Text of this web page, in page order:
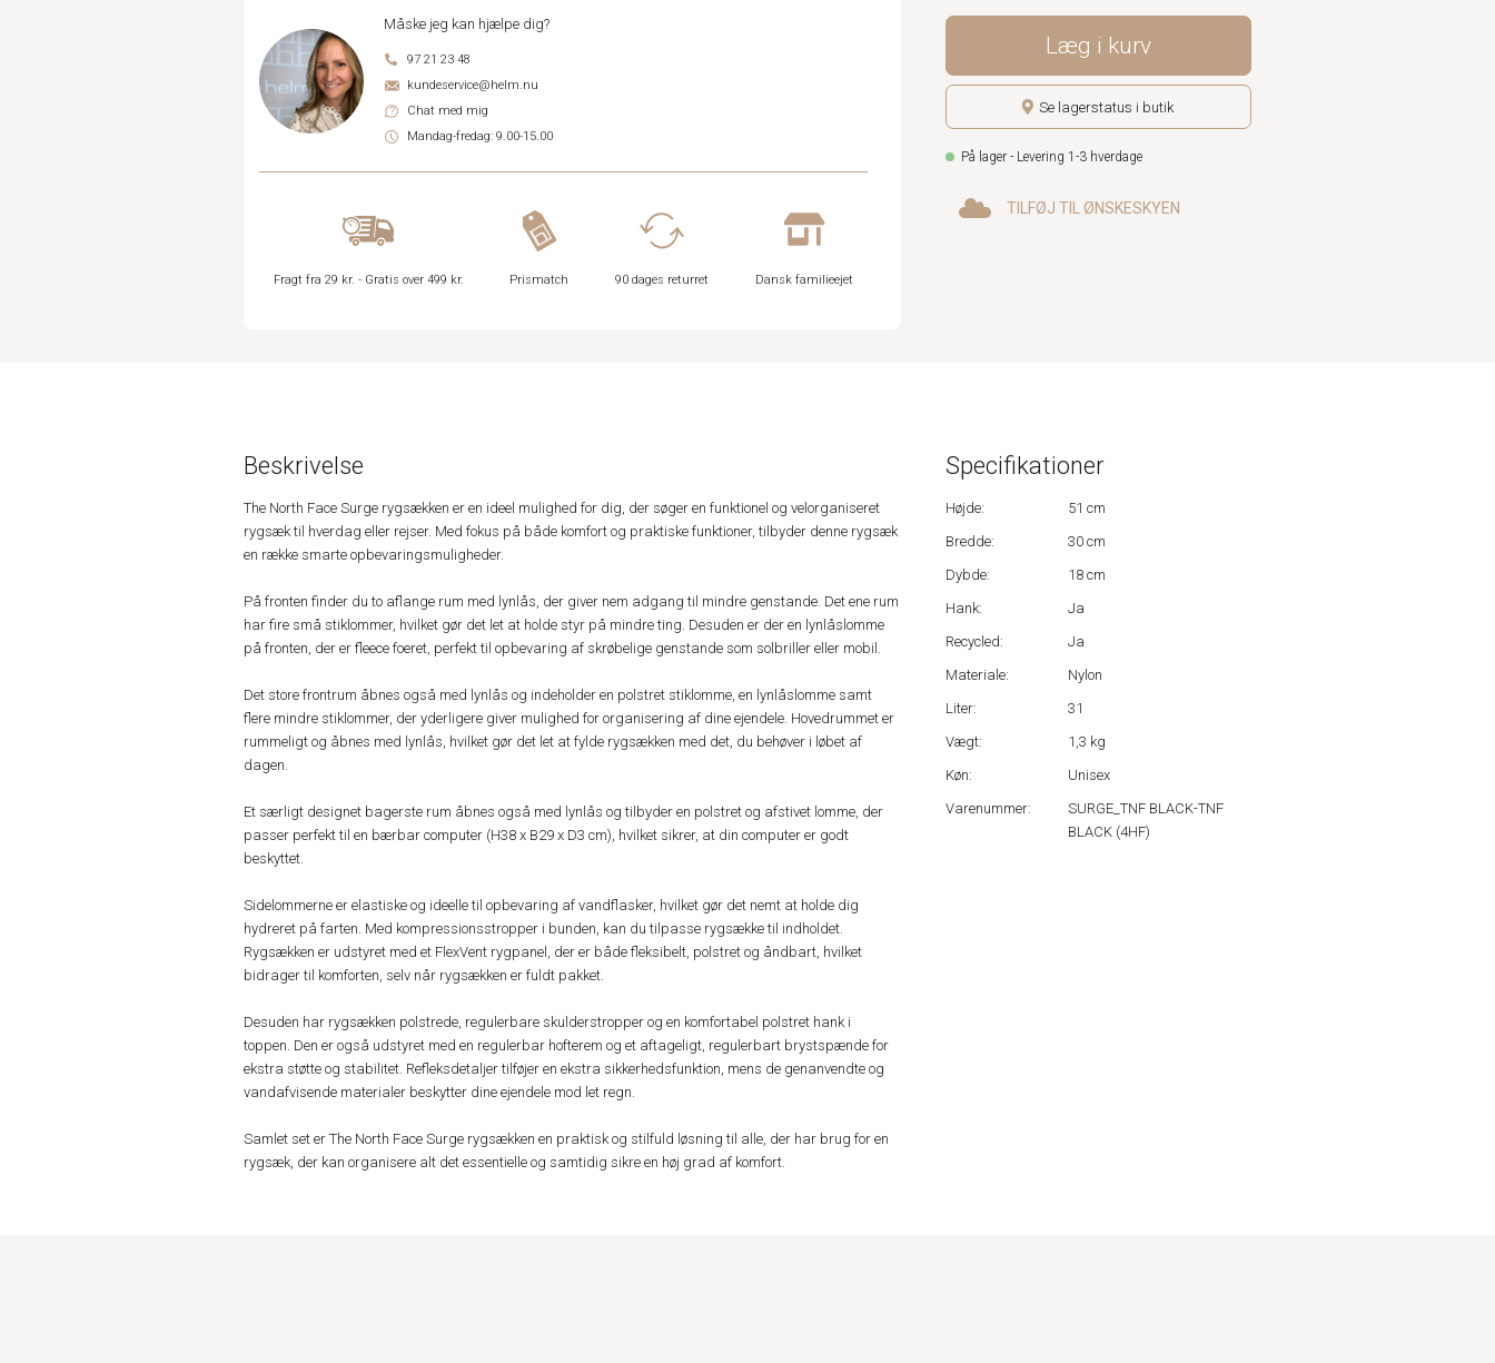
Måske jeg kan hjælpe dig?
97 21 23 48
kundeservice@helm.nu
Chat med mig
Mandag-fredag: 9.00-15.00
Fragt fra 29 kr. - Gratis over 499 kr. Prismatch 90 dages returret Dansk familieejet
Læg i kurv
Se lagerstatus i butik
På lager - Levering 1-3 hverdage
TILFØJ TIL ØNSKESKYEN
Beskrivelse
The North Face Surge rygsækken er en ideel mulighed for dig, der søger en funktionel og velorganiseret
rygsæk til hverdag eller rejser. Med fokus på både komfort og praktiske funktioner, tilbyder denne rygsæk
en række smarte opbevaringsmuligheder.
På fronten finder du to aflange rum med lynlås, der giver nem adgang til mindre genstande. Det ene rum
har fire små stiklommer, hvilket gør det let at holde styr på mindre ting. Desuden er der en lynlåslomme
på fronten, der er fleece foeret, perfekt til opbevaring af skrøbelige genstande som solbriller eller mobil.
Det store frontrum åbnes også med lynlås og indeholder en polstret stiklomme, en lynlåslomme samt
flere mindre stiklommer, der yderligere giver mulighed for organisering af dine ejendele. Hovedrummet er
rummeligt og åbnes med lynlås, hvilket gør det let at fylde rygsækken med det, du behøver i løbet af
dagen.
Et særligt designet bagerste rum åbnes også med lynlås og tilbyder en polstret og afstivet lomme, der
passer perfekt til en bærbar computer (H38 x B29 x D3 cm), hvilket sikrer, at din computer er godt
beskyttet.
Sidelommerne er elastiske og ideelle til opbevaring af vandflasker, hvilket gør det nemt at holde dig
hydreret på farten. Med kompressionsstropper i bunden, kan du tilpasse rygsække til indholdet.
Rygsækken er udstyret med et FlexVent rygpanel, der er både fleksibelt, polstret og åndbart, hvilket
bidrager til komforten, selv når rygsækken er fuldt pakket.
Desuden har rygsækken polstrede, regulerbare skulderstropper og en komfortabel polstret hank i
toppen. Den er også udstyret med en regulerbar hofterem og et aftageligt, regulerbart brystspænde for
ekstra støtte og stabilitet. Refleksdetaljer tilføjer en ekstra sikkerhedsfunktion, mens de genanvendte og
vandafvisende materialer beskytter dine ejendele mod let regn.
Samlet set er The North Face Surge rygsækken en praktisk og stilfuld løsning til alle, der har brug for en
rygsæk, der kan organisere alt det essentielle og samtidig sikre en høj grad af komfort.
Specifikationer
Højde:
51 cm
Bredde:
30 cm
Dybde:
18 cm
Hank:
Ja
Recycled:
Ja
Materiale:
Nylon
Liter:
31
Vægt:
1,3 kg
Køn:
Unisex
Varenummer:
SURGE_TNF BLACK-TNF
BLACK (4HF)